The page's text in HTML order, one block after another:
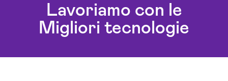
Lavoriamo con le
Migliori tecnologie